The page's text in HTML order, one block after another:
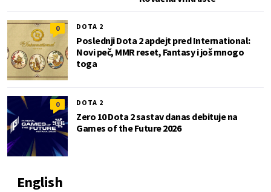
0 DOTA 2
Poslednji Dota 2 apdejt pred International:
Novi peč, MMR reset, Fantasy i još mnogo
toga
0 DOTA 2
Zero 10 Dota 2 sastav danas debituje na
Games of the Future 2026
English